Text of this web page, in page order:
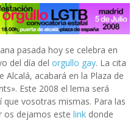
pasada hoy se celebra en
del día del orgullo gay. La cita
Alcalá, acabará en la Plaza de
Este 2008 el lema será
que vosotras mismas. Para las
os dejamos este link donde